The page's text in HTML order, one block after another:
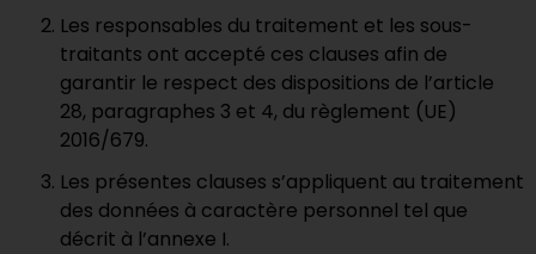
Les responsables du traitement et les sous-
traitants ont accepté ces clauses afin de
garantir le respect des dispositions de l’article
28, paragraphes 3 et 4, du règlement (UE)
2016/679.
Les présentes clauses s’appliquent au traitement
des données à caractère personnel tel que
décrit à l’annexe I.